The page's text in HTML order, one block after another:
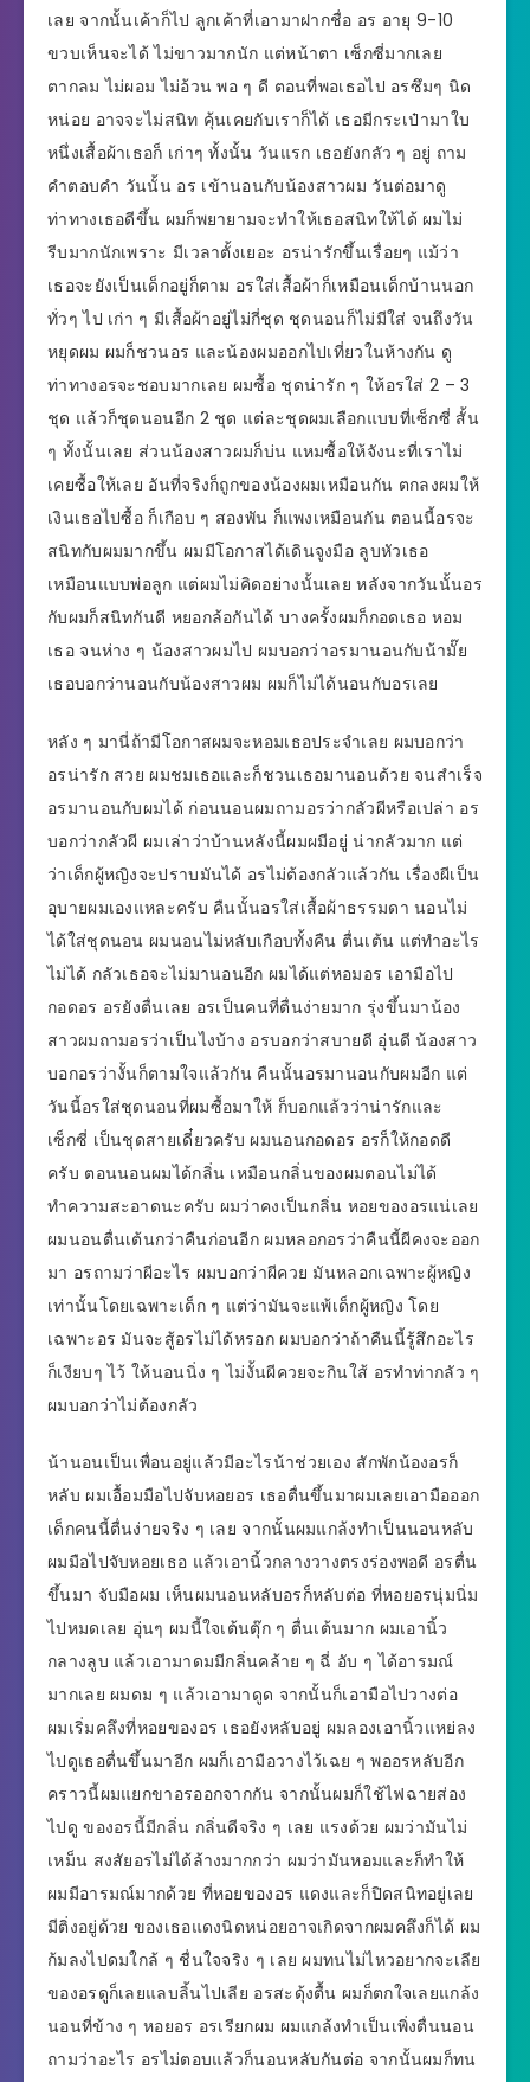
เลย จากนั้นเค้าก็ไป ลูกเค้าที่เอามาฝากชื่อ อร อายุ 9-10
ขวบเห็นจะได้ ไม่ขาวมากนัก แต่หน้าตา เซ็กซี่มากเลย
ตากลม ไม่ผอม ไม่อ้วน พอ ๆ ดี ตอนที่พอเธอไป อรซึมๆ นิด
หน่อย อาจจะไม่สนิท คุ้นเคยกับเราก็ได้ เธอมีกระเป๋ามาใบ
หนึ่งเสื้อผ้าเธอก็ เก่าๆ ทั้งนั้น วันแรก เธอยังกลัว ๆ อยู่ ถาม
คำตอบคำ วันนั้น อร เข้านอนกับน้องสาวผม วันต่อมาดู
ท่าทางเธอดีขึ้น ผมก็พยายามจะทำให้เธอสนิทให้ได้ ผมไม่
รีบมากนักเพราะ มีเวลาตั้งเยอะ อรน่ารักขึ้นเรื่อยๆ แม้ว่า
เธอจะยังเป็นเด็กอยู่ก็ตาม อรใส่เสื้อผ้าก็เหมือนเด็กบ้านนอก
ทั่วๆ ไป เก่า ๆ มีเสื้อผ้าอยู่ไม่กี่ชุด ชุดนอนก็ไม่มีใส่ จนถึงวัน
หยุดผม ผมก็ชวนอร และน้องผมออกไปเที่ยวในห้างกัน ดู
ท่าทางอรจะชอบมากเลย ผมซื้อ ชุดน่ารัก ๆ ให้อรใส่ 2 – 3
ชุด แล้วก็ชุดนอนอีก 2 ชุด แต่ละชุดผมเลือกแบบที่เซ็กซี่ สั้น
ๆ ทั้งนั้นเลย ส่วนน้องสาวผมก็บ่น แหมซื้อให้จังนะที่เราไม่
เคยซื้อให้เลย อันที่จริงก็ถูกของน้องผมเหมือนกัน ตกลงผมให้
เงินเธอไปซื้อ ก็เกือบ ๆ สองพัน ก็แพงเหมือนกัน ตอนนี้อรจะ
สนิทกับผมมากขึ้น ผมมีโอกาสได้เดินจูงมือ ลูบหัวเธอ
เหมือนแบบพ่อลูก แต่ผมไม่คิดอย่างนั้นเลย หลังจากวันนั้นอร
กับผมก็สนิทกันดี หยอกล้อกันได้ บางครั้งผมก็กอดเธอ หอม
เธอ จนห่าง ๆ น้องสาวผมไป ผมบอกว่าอรมานอนกับน้ามั๊ย
เธอบอกว่านอนกับน้องสาวผม ผมก็ไม่ได้นอนกับอรเลย
หลัง ๆ มานี่ถ้ามีโอกาสผมจะหอมเธอประจำเลย ผมบอกว่า
อรน่ารัก สวย ผมชมเธอและก็ชวนเธอมานอนด้วย จนสำเร็จ
อรมานอนกับผมได้ ก่อนนอนผมถามอรว่ากลัวผีหรือเปล่า อร
บอกว่ากลัวผี ผมเล่าว่าบ้านหลังนี้ผมผมีอยู่ น่ากลัวมาก แต่
ว่าเด็กผู้หญิงจะปราบมันได้ อรไม่ต้องกลัวแล้วกัน เรื่องผีเป็น
อุบายผมเองแหละครับ คืนนั้นอรใส่เสื้อผ้าธรรมดา นอนไม่
ได้ใส่ชุดนอน ผมนอนไม่หลับเกือบทั้งคืน ตื่นเต้น แต่ทำอะไร
ไม่ได้ กลัวเธอจะไม่มานอนอีก ผมได้แต่หอมอร เอามือไป
กอดอร อรยังตื่นเลย อรเป็นคนที่ตื่นง่ายมาก รุ่งขึ้นมาน้อง
สาวผมถามอรว่าเป็นไงบ้าง อรบอกว่าสบายดี อุ่นดี น้องสาว
บอกอรว่างั้นก็ตามใจแล้วกัน คืนนั้นอรมานอนกับผมอีก แต่
วันนี้อรใส่ชุดนอนที่ผมซื้อมาให้ ก็บอกแล้วว่าน่ารักและ
เซ็กซี่ เป็นชุดสายเดี๋ยวครับ ผมนอนกอดอร อรก็ให้กอดดี
ครับ ตอนนอนผมได้กลิ่น เหมือนกลิ่นของผมตอนไม่ได้
ทำความสะอาดนะครับ ผมว่าคงเป็นกลิ่น หอยของอรแน่เลย
ผมนอนตื่นเต้นกว่าคืนก่อนอีก ผมหลอกอรว่าคืนนี้ผีคงจะออก
มา อรถามว่าผีอะไร ผมบอกว่าผีควย มันหลอกเฉพาะผู้หญิง
เท่านั้นโดยเฉพาะเด็ก ๆ แต่ว่ามันจะแพ้เด็กผู้หญิง โดย
เฉพาะอร มันจะสู้อรไม่ได้หรอก ผมบอกว่าถ้าคืนนี้รู้สึกอะไร
ก็เงียบๆ ไว้ ให้นอนนิ่ง ๆ ไม่งั้นผีควยจะกินใส้ อรทำท่ากลัว ๆ
ผมบอกว่าไม่ต้องกลัว
น้านอนเป็นเพื่อนอยู่แล้วมีอะไรน้าช่วยเอง สักพักน้องอรก็
หลับ ผมเอื้อมมือไปจับหอยอร เธอตื่นขึ้นมาผมเลยเอามือออก
เด็กคนนี้ตื่นง่ายจริง ๆ เลย จากนั้นผมแกล้งทำเป็นนอนหลับ
ผมมือไปจับหอยเธอ แล้วเอานิ้วกลางวางตรงร่องพอดี อรตื่น
ขึ้นมา จับมือผม เห็นผมนอนหลับอรก็หลับต่อ ที่หอยอรนุ่มนิ่ม
ไปหมดเลย อุ่นๆ ผมนี้ใจเต้นตุ๊ก ๆ ตื่นเต้นมาก ผมเอานิ้ว
กลางลูบ แล้วเอามาดมมีกลิ่นคล้าย ๆ ฉี่ อับ ๆ ได้อารมณ์
มากเลย ผมดม ๆ แล้วเอามาดูด จากนั้นก็เอามือไปวางต่อ
ผมเริ่มคลึงที่หอยของอร เธอยังหลับอยู่ ผมลองเอานิ้วแหย่ลง
ไปดูเธอตื่นขึ้นมาอีก ผมก็เอามือวางไว้เฉย ๆ พออรหลับอีก
คราวนี้ผมแยกขาอรออกจากกัน จากนั้นผมก็ใช้ไฟฉายส่อง
ไปดู ของอรนี้มีกลิ่น กลิ่นดีจริง ๆ เลย แรงด้วย ผมว่ามันไม่
เหม็น สงสัยอรไม่ได้ล้างมากกว่า ผมว่ามันหอมและก็ทำให้
ผมมีอารมณ์มากด้วย ที่หอยของอร แดงและก็ปิดสนิทอยู่เลย
มีติ่งอยู่ด้วย ของเธอแดงนิดหน่อยอาจเกิดจากผมคลึงก็ได้ ผม
ก้มลงไปดมใกล้ ๆ ชื่นใจจริง ๆ เลย ผมทนไม่ไหวอยากจะเลีย
ของอรดูก็เลยแลบลิ้นไปเลีย อรสะดุ้งตื้น ผมก็ตกใจเลยแกล้ง
นอนที่ข้าง ๆ หอยอร อรเรียกผม ผมแกล้งทำเป็นเพิ่งตื่นนอน
ถามว่าอะไร อรไม่ตอบแล้วก็นอนหลับกันต่อ จากนั้นผมก็ทน